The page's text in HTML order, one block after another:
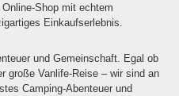
Shop mit echtem
Einkaufserlebnis.
und Gemeinschaft. Egal ob
große Vanlife-Reise – wir sind an
Camping-Abenteuer und